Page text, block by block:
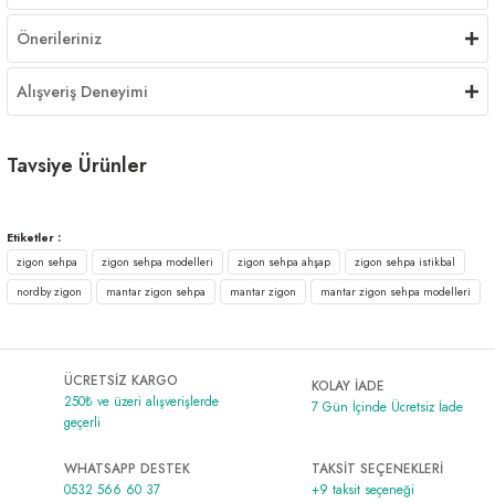
Önerileriniz
Alışveriş Deneyimi
Tavsiye Ürünler
2.095,00 ₺ 2.095,00 ₺
Etiketler :
zigon sehpa
zigon sehpa modelleri zigon sehpa ahşap
zigon sehpa istikbal
nordby zigon
mantar zigon sehpa mantar zigon mantar zigon sehpa modelleri
ÜCRETSİZ KARGO
250₺ ve üzeri alışverişlerde
geçerli
KOLAY İADE
7 Gün İçinde Ücretsiz İade
WHATSAPP DESTEK
0532 566 60 37
TAKSİT SEÇENEKLERİ
+9 taksit seçeneği